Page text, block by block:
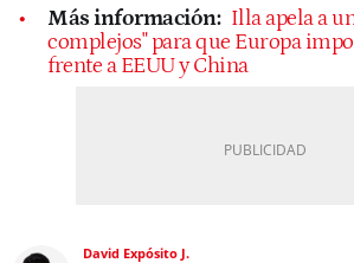
Más información: Illa apela a
complejos" para que Europa
frente a EEUU y China
David Expósito J.